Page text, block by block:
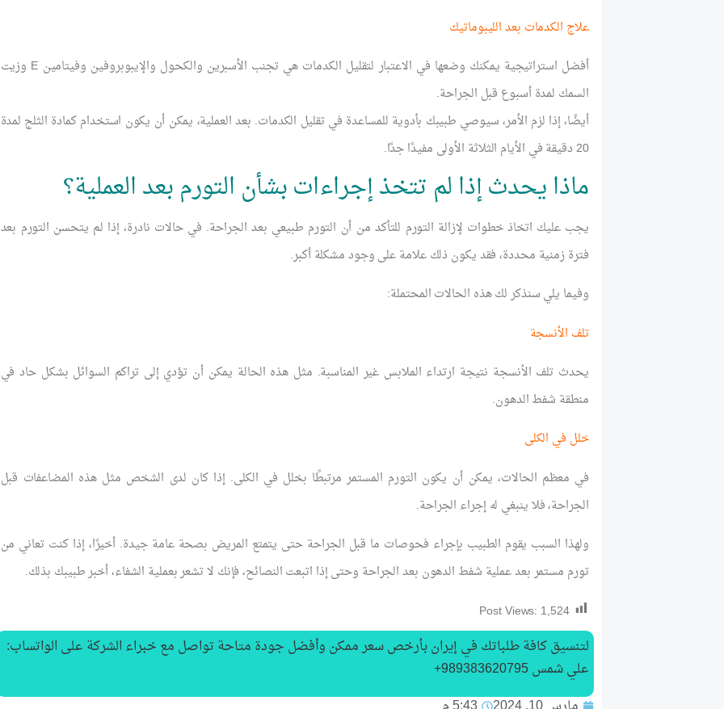
علاج الكدمات بعد الليبوماتيك
أفضل استراتيجية يمكنك وضعها في الاعتبار لتقليل الكدمات هي تجنب الأسبرين والكحول والإيبوبروفين وفيتامين E وزيت
السمك لمدة أسبوع قبل الجراحة.
أيضًا، إذا لزم الأمر، سيوصي طبيبك بأدوية للمساعدة في تقليل الكدمات. بعد العملية، يمكن أن يكون استخدام كمادة الثلج لمدة
20 دقيقة في الأيام الثلاثة الأولى مفيدًا جدًا.
ماذا يحدث إذا لم تتخذ إجراءات بشأن التورم بعد العملية؟
يجب عليك اتخاذ خطوات لإزالة التورم للتأكد من أن التورم طبيعي بعد الجراحة. في حالات نادرة، إذا لم يتحسن التورم بعد
فترة زمنية محددة، فقد يكون ذلك علامة على وجود مشكلة أكبر.
وفيما يلي سنذكر لك هذه الحالات المحتملة:
تلف الأنسجة
يحدث تلف الأنسجة نتيجة ارتداء الملابس غير المناسبة. مثل هذه الحالة يمكن أن تؤدي إلى تراكم السوائل بشكل حاد في
منطقة شفط الدهون.
خلل في الكلى
في معظم الحالات، يمكن أن يكون التورم المستمر مرتبطًا بخلل في الكلى. إذا كان لدى الشخص مثل هذه المضاعفات قبل
الجراحة، فلا ينبغي له إجراء الجراحة.
ولهذا السبب يقوم الطبيب بإجراء فحوصات ما قبل الجراحة حتى يتمتع المريض بصحة عامة جيدة. أخيرًا، إذا كنت تعاني من
تورم مستمر بعد عملية شفط الدهون بعد الجراحة وحتى إذا اتبعت النصائح، فإنك لا تشعر بعملية الشفاء، أخبر طبيبك بذلك.
Post Views: 1,524
لتنسیق كافة طلباتك في إيران بأرخص سعر ممكن وأفضل جودة متاحة تواصل مع خبراء الشركة على الواتساب:
علي شمس 989383620795+